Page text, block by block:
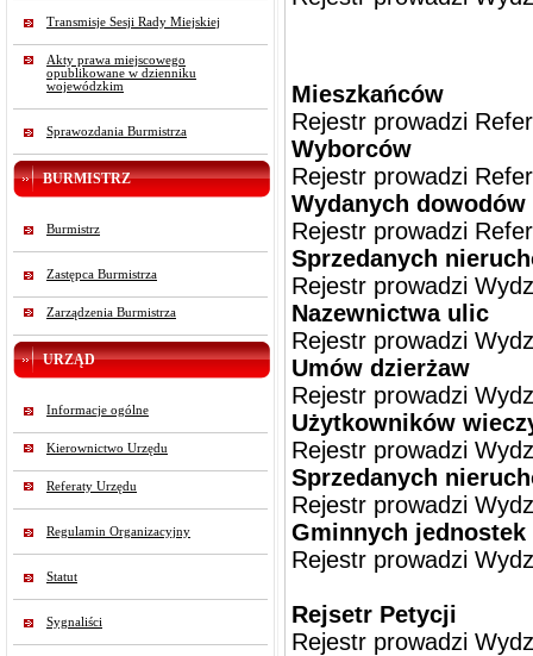
Transmisje Sesji Rady Miejskiej
Akty prawa miejscowego
opublikowane w dzienniku
wojewódzkim
Sprawozdania Burmistrza
BURMISTRZ
Burmistrz
Zastępca Burmistrza
Zarządzenia Burmistrza
URZĄD
Informacje ogólne
Kierownictwo Urzędu
Referaty Urzędu
Regulamin Organizacyjny
Statut
Sygnaliści
Mieszkańców
Rejestr prowadzi
Wyborców
Rejestr prowadzi
Wydanych
Rejestr prowadzi
Sprzedanych
Rejestr prowadzi
Nazewnictwa ulic
Rejestr prowadzi
Umów dzierżaw
Rejestr prowadzi
Użytkowników
Rejestr prowadzi
Sprzedanych
Rejestr prowadzi
Gminnych
Rejestr prowadzi
Rejsetr Petycji
Rejestr prowadzi